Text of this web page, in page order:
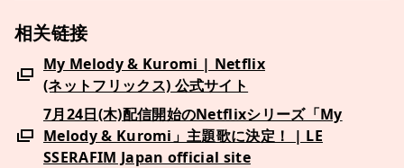
相关链接
My Melody & Kuromi | Netflix
( ネ ッ ト フ リ ッ ク ス ) 公 式サ イ ト
7月24日(木)配信開始のNetflixシリーズ「My
Melody & Kuromi」主題歌に決定！ | LE
SSERAFIM Japan official site